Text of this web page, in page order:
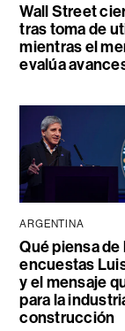
Wall Street
tras toma de
mientras el
evalúa
ARGENTINA
Qué piensa de
encuestas
y el mensaje
para la
construcción